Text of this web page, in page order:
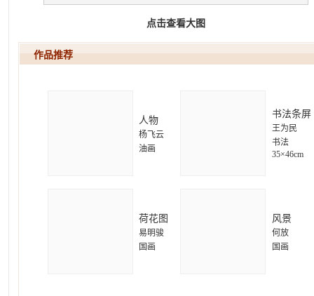
点击查看大图
作品推荐
人物
杨飞云
油画
书法条屏
王为民
书法
35×46cm
荷花图
易明骏
国画
风景
何放
国画